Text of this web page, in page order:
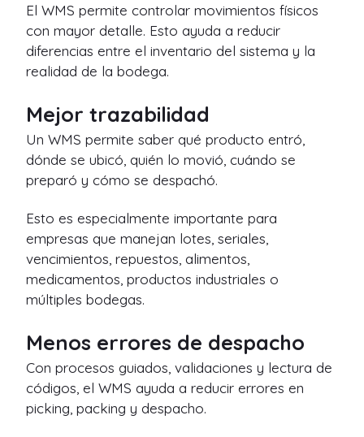
El WMS permite controlar movimientos físicos
con mayor detalle. Esto ayuda a reducir
diferencias entre el inventario del sistema y la
realidad de la bodega.
Mejor trazabilidad
Un WMS permite saber qué producto entró,
dónde se ubicó, quién lo movió, cuándo se
preparó y cómo se despachó.
Esto es especialmente importante para
empresas que manejan lotes, seriales,
vencimientos, repuestos, alimentos,
medicamentos, productos industriales o
múltiples bodegas.
Menos errores de despacho
Con procesos guiados, validaciones y lectura de
códigos, el WMS ayuda a reducir errores en
picking, packing y despacho.